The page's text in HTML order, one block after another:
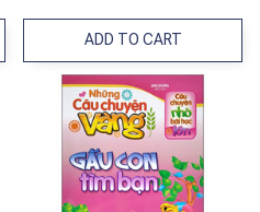
Sẻ Chia
ADD TO CART